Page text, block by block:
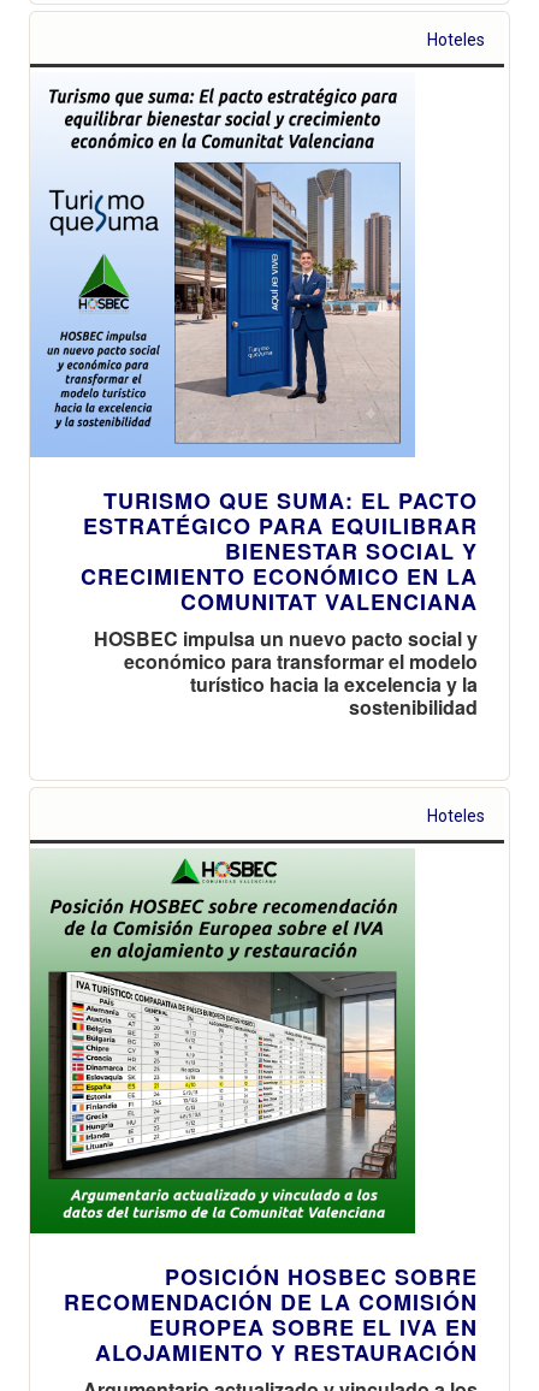
Hoteles
TURISMO QUE SUMA: EL PACTO
ESTRATÉGICO PARA EQUILIBRAR
BIENESTAR SOCIAL Y
CRECIMIENTO ECONÓMICO EN LA
COMUNITAT VALENCIANA
HOSBEC impulsa un nuevo pacto social y
económico para transformar el modelo
turístico hacia la excelencia y la
sostenibilidad
Hoteles
POSICIÓN HOSBEC SOBRE
RECOMENDACIÓN DE LA COMISIÓN
EUROPEA SOBRE EL IVA EN
ALOJAMIENTO Y RESTAURACIÓN